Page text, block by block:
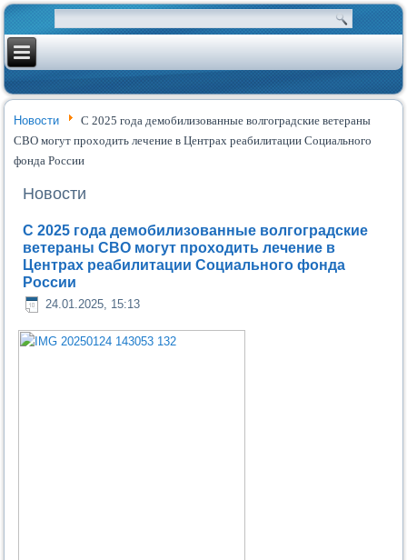
Новости
С 2025 года демобилизованные волгоградские ветераны
СВО могут проходить лечение в Центрах реабилитации Социального
фонда России
Новости
С 2025 года демобилизованные волгоградские
ветераны СВО могут проходить лечение в
Центрах реабилитации Социального фонда
России
24.01.2025, 15:13